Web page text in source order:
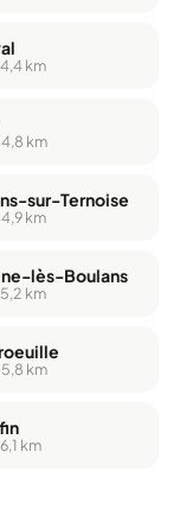
4,4 km
4,8 km
sur-Ternoise
4,9 km
lès-Boulans
5,2 km
5,8 km
km